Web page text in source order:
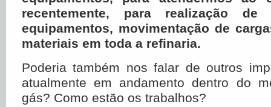
recentemente, para realização de
equipamentos, movimentação de
materiais em toda a refinaria.
Poderia também nos falar de outros
atualmente em andamento dentro do
gás? Como estão os trabalhos?